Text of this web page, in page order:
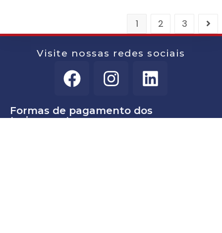
1 2 3
Visite nossas redes sociais
Formas de pagamento dos
treinamentos: